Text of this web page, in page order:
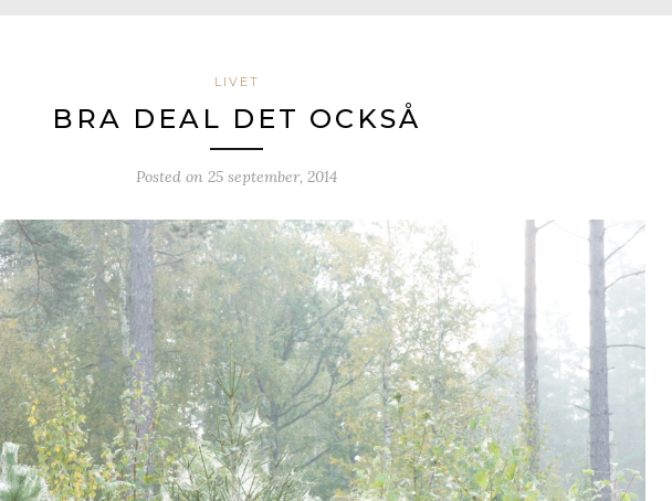
LIVET
BRA DEAL DET OCKSÅ
Posted on 25 september, 2014